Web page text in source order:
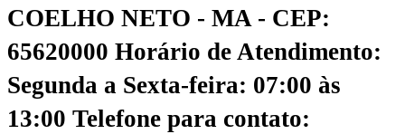
COELHO NETO - MA - CEP:
65620000 Horário de Atendimento:
Segunda a Sexta-feira: 07:00 às
13:00 Telefone para contato: